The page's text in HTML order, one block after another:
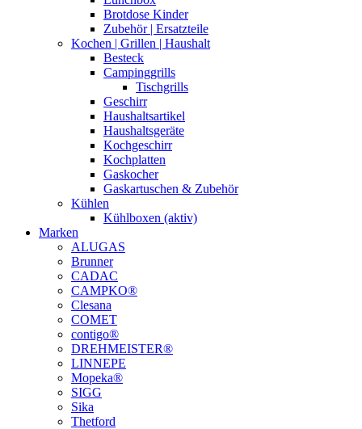
Brotdose Kinder
Zubehör | Ersatzteile
Kochen | Grillen | Haushalt
Besteck
Campinggrills
Tischgrills
Geschirr
Haushaltsartikel
Haushaltsgeräte
Kochgeschirr
Kochplatten
Gaskocher
Gaskartuschen & Zubehör
Kühlen
Kühlboxen (aktiv)
Marken
ALUGAS
Brunner
CADAC
CAMPKO®
Clesana
COMET
contigo®
DREHMEISTER®
LINNEPE
Mopeka®
SIGG
Sika
Thetford